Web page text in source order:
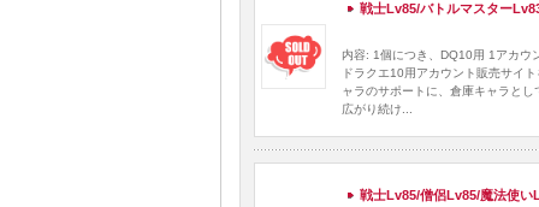
戦士Lv85/バトルマスター
内容: 1個につき、DQ10用 1アカウ
ドラクエ10用アカウント販売サイ
ャラのサポートに、倉庫キャラと
広がり続け...
戦士Lv85/僧侶Lv85/魔法使い